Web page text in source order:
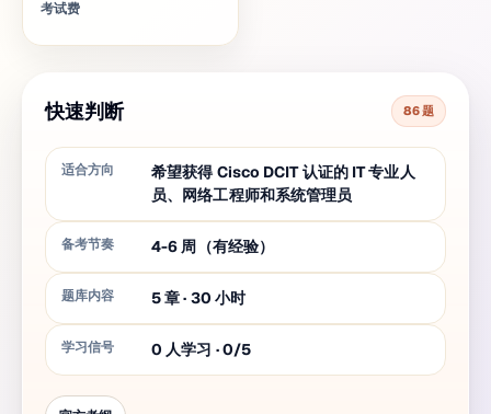
考试费
快速判断 86 题
适合方向
希望获得 Cisco DCIT 认证的 IT 专业人
员、网络工程师和系统管理员
备考节奏 4-6 周（有经验）
题库内容 5章· 30 小时
学习信号 0 人学习 · 0/5